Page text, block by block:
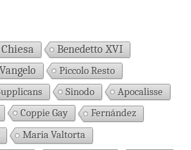
Benedetto XVI
Vangelo
Piccolo Resto
Sinodo
Apocalisse
Coppie Gay
Fernández
Maria Valtorta